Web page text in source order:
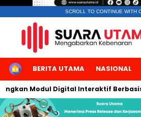
SCROLL TO CONTINUE WITH
HOMEBERITA UTAMA NASIONAL
Modul Digital Interaktif Berbasis AI